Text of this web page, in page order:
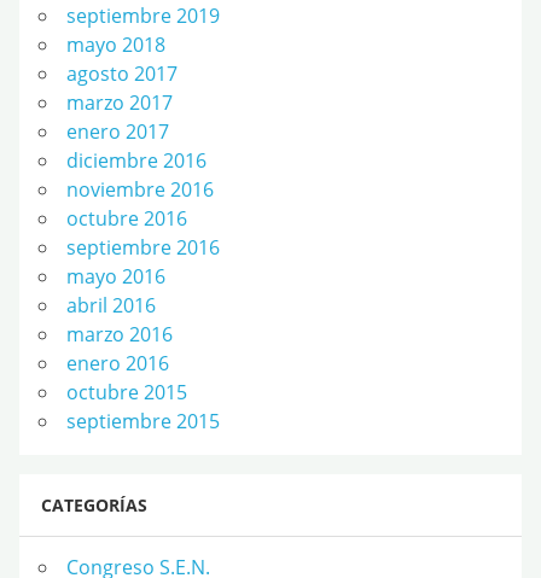
septiembre 2019
mayo 2018
agosto 2017
marzo 2017
enero 2017
diciembre 2016
noviembre 2016
octubre 2016
septiembre 2016
mayo 2016
abril 2016
marzo 2016
enero 2016
octubre 2015
septiembre 2015
CATEGORÍAS
Congreso S.E.N.